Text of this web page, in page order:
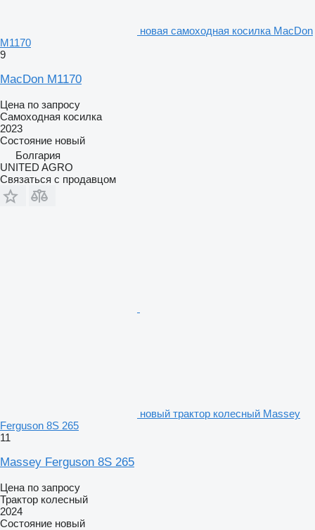
новая самоходная косилка MacDon
M1170
9
MacDon M1170
Цена по запросу
Самоходная косилка
2023
Состояние новый
Болгария
UNITED AGRO
Связаться с продавцом
новый трактор колесный Massey
Ferguson 8S 265
11
Massey Ferguson 8S 265
Цена по запросу
Трактор колесный
2024
Состояние новый